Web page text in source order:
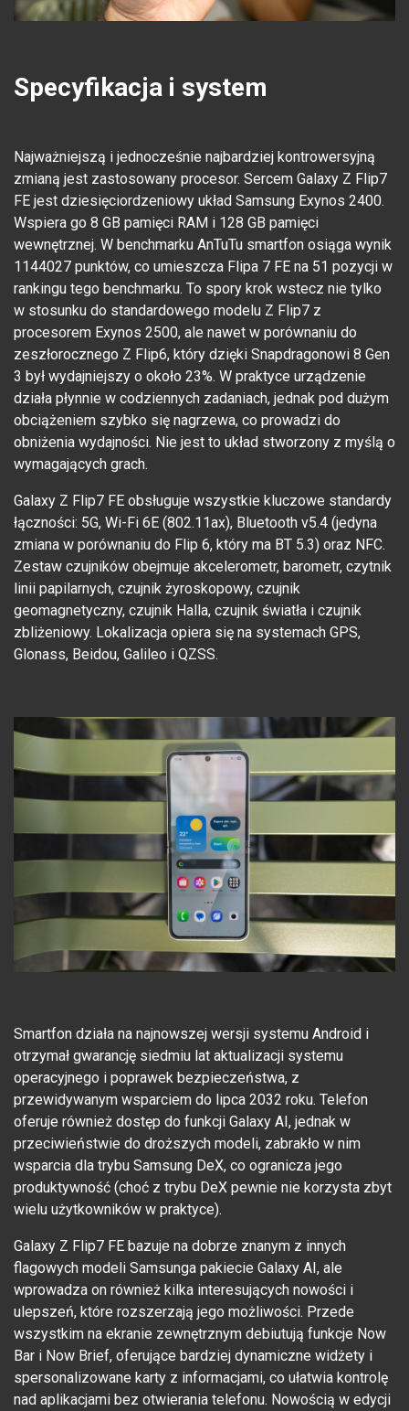
Specyfikacja i system
Najważniejszą i jednocześnie najbardziej kontrowersyjną
zmianą jest zastosowany procesor. Sercem Galaxy Z Flip7
FE jest dziesięciordzeniowy układ Samsung Exynos 2400.
Wspiera go 8 GB pamięci RAM i 128 GB pamięci
wewnętrznej. W benchmarku AnTuTu smartfon osiąga wynik
1144027 punktów, co umieszcza Flipa 7 FE na 51 pozycji w
rankingu tego benchmarku. To spory krok wstecz nie tylko
w stosunku do standardowego modelu Z Flip7 z
procesorem Exynos 2500, ale nawet w porównaniu do
zeszłorocznego Z Flip6, który dzięki Snapdragonowi 8 Gen
3 był wydajniejszy o około 23%. W praktyce urządzenie
działa płynnie w codziennych zadaniach, jednak pod dużym
obciążeniem szybko się nagrzewa, co prowadzi do
obniżenia wydajności. Nie jest to układ stworzony z myślą o
wymagających grach.
Galaxy Z Flip7 FE obsługuje wszystkie kluczowe standardy
łączności: 5G, Wi-Fi 6E (802.11ax), Bluetooth v5.4 (jedyna
zmiana w porównaniu do Flip 6, który ma BT 5.3) oraz NFC.
Zestaw czujników obejmuje akcelerometr, barometr, czytnik
linii papilarnych, czujnik żyroskopowy, czujnik
geomagnetyczny, czujnik Halla, czujnik światła i czujnik
zbliżeniowy. Lokalizacja opiera się na systemach GPS,
Glonass, Beidou, Galileo i QZSS.
Smartfon działa na najnowszej wersji systemu Android i
otrzymał gwarancję siedmiu lat aktualizacji systemu
operacyjnego i poprawek bezpieczeństwa, z
przewidywanym wsparciem do lipca 2032 roku. Telefon
oferuje również dostęp do funkcji Galaxy AI, jednak w
przeciwieństwie do droższych modeli, zabrakło w nim
wsparcia dla trybu Samsung DeX, co ogranicza jego
produktywność (choć z trybu DeX pewnie nie korzysta zbyt
wielu użytkowników w praktyce).
Galaxy Z Flip7 FE bazuje na dobrze znanym z innych
flagowych modeli Samsunga pakiecie Galaxy AI, ale
wprowadza on również kilka interesujących nowości i
ulepszeń, które rozszerzają jego możliwości. Przede
wszystkim na ekranie zewnętrznym debiutują funkcje Now
Bar i Now Brief, oferujące bardziej dynamiczne widżety i
spersonalizowane karty z informacjami, co ułatwia kontrolę
nad aplikacjami bez otwierania telefonu. Nowością w edycji